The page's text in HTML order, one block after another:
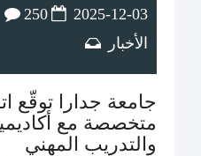
2025-12-03
الأخبار
250
جامعة جدارا توقّع
متخصصة مع
والتدريب المهني